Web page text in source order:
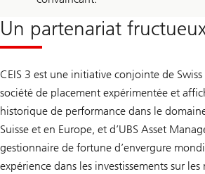
Un partenariat
CEIS 3 est une initiative conjointe de
société de placement expérimentée et
historique de performance dans le
Suisse et en Europe, et d’UBS Asset
gestionnaire de fortune d’envergure
expérience dans les investissements sur les